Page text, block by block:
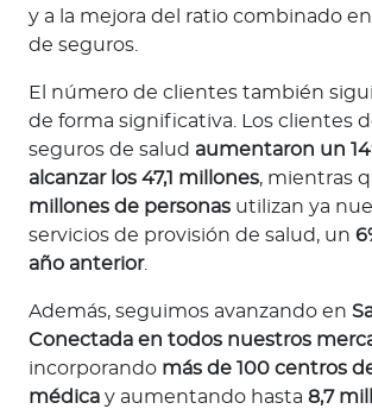
y a la mejora del ratio combinado
de seguros.
El número de clientes también
de forma significativa. Los clientes
seguros de salud aumentaron un
alcanzar los 47,1 millones, mientras
millones de personas utilizan ya
servicios de provisión de salud, un
año anterior.
Además, seguimos avanzando en
Conectada en todos nuestros
incorporando más de 100 centros
médica y aumentando hasta 8,7